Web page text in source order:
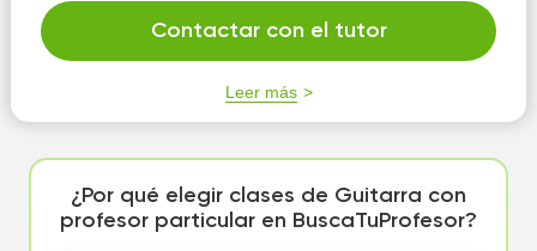
Contactar con el tutor
Leer más
¿Por qué elegir clases de Guitarra con
profesor particular en BuscaTuProfesor?